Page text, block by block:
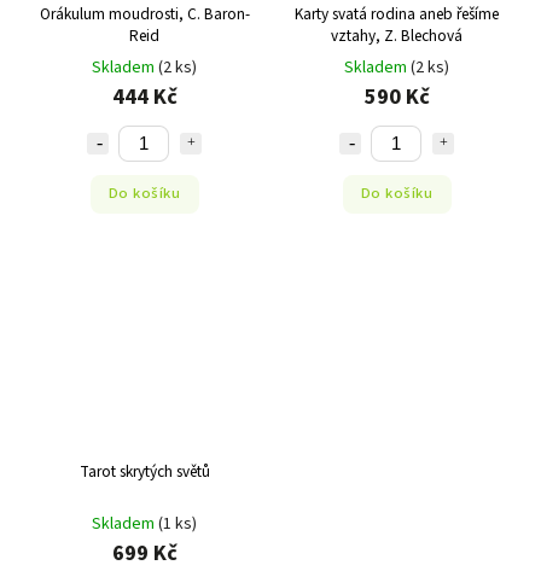
Orákulum moudrosti, C. Baron-
Reid
Skladem (2 ks)
444 Kč
Do košíku
Karty svatá rodina aneb řešíme
vztahy, Z. Blechová
Skladem (2 ks)
590 Kč
Do košíku
Tarot skrytých světů
Skladem (1 ks)
699 Kč